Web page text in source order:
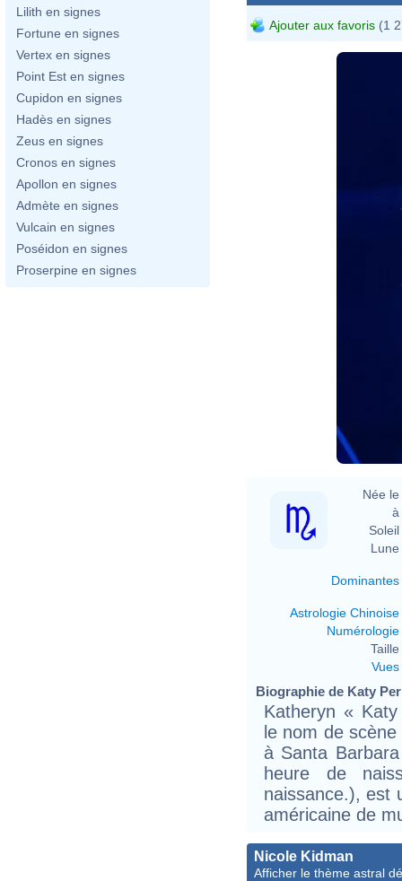
Lilith en signes
Fortune en signes
Vertex en signes
Point Est en signes
Cupidon en signes
Hadès en signes
Zeus en signes
Cronos en signes
Apollon en signes
Admète en signes
Vulcain en signes
Poséidon en signes
Proserpine en signes
Ajouter aux favoris (1
Née le
à
Soleil
Lune
Dominantes
Astrologie Chinoise
Numérologie
Taille
Vues
Biographie de Katy
Katheryn «
le nom de
à Santa
heure de
naissance.), est
américaine de
Nicole Kidman
Afficher le thème astral